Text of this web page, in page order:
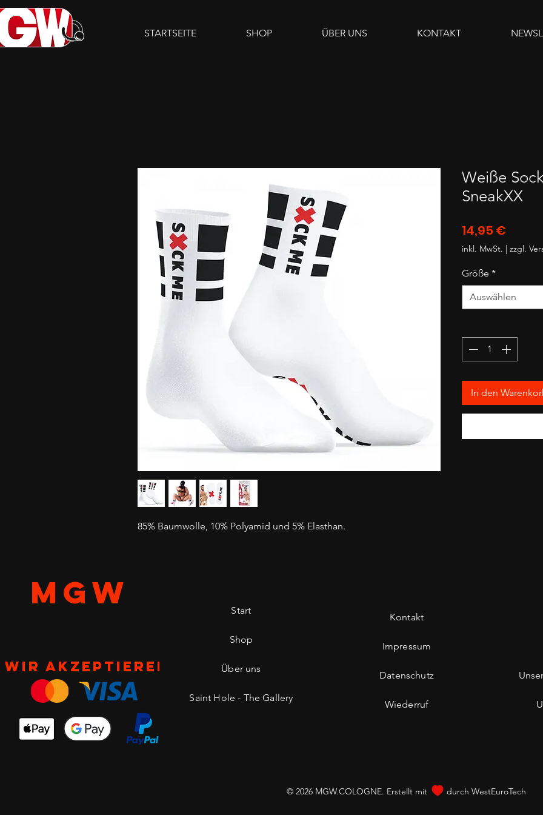
STARTSEITE SHOP ÜBER UNS KONTAKT
85% Baumwolle, 10% Polyamid und 5% Elasthan.
Weiße
SneakXX
14,95 €
inkl. MwSt. | zzgl.
Größe *
Auswählen
In den
MGW
Wir akzeptieren
Start
Shop
Über uns
Saint Hole - The Gallery
Kontakt
Impressum
Datenschutz
Wiederruf
© 2026 MGW.COLOGNE. Erstellt mit durch WestEuroTech